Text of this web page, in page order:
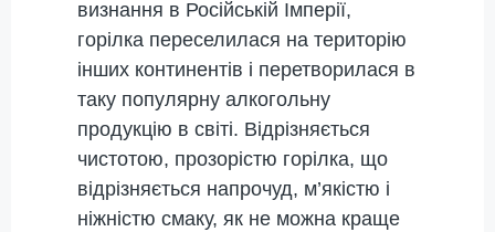
визнання в Російській Імперії,
горілка переселилася на територію
інших континентів і перетворилася в
таку популярну алкогольну
продукцію в світі. Відрізняється
чистотою, прозорістю горілка, що
відрізняється напрочуд, м’якістю і
ніжністю смаку, як не можна краще